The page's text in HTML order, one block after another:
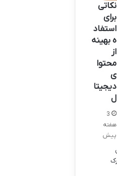
نکاتی
برای
استفاد
ه بهینه
از
محتوا
ی
دیجیتا
ل
3
هفته
پیش